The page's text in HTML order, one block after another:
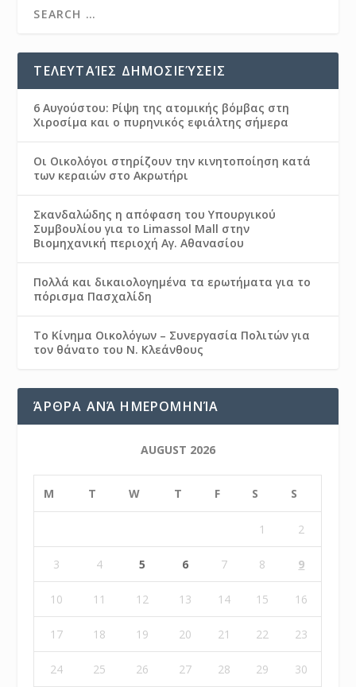
ΤΕΛΕΥΤΑΊΕΣ ΔΗΜΟΣΙΕΎΣΕΙΣ
6 Αυγούστου: Ρίψη της ατομικής βόμβας στη
Χιροσίμα και ο πυρηνικός εφιάλτης σήμερα
Οι Οικολόγοι στηρίζουν την κινητοποίηση κατά
των κεραιών στο Ακρωτήρι
Σκανδαλώδης η απόφαση του Υπουργικού
Συμβουλίου για το Limassol Mall στην
Βιομηχανική περιοχή Αγ. Αθανασίου
Πολλά και δικαιολογημένα τα ερωτήματα για το
πόρισμα Πασχαλίδη
Το Κίνημα Οικολόγων – Συνεργασία Πολιτών για
τον θάνατο του Ν. Κλεάνθους
ΆΡΘΡΑ ΑΝΆ ΗΜΕΡΟΜΗΝΊΑ
AUGUST 2026
M T W T F S S
1 2
3 4 5 6 7 8 9
10 11 12 13 14 15 16
17 18 19 20 21 22 23
24 25 26 27 28 29 30